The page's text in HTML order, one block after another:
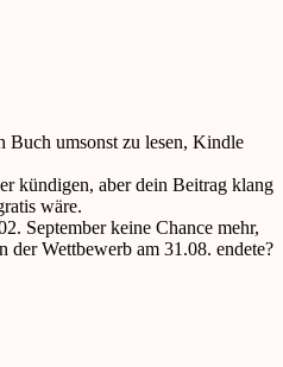
Buch umsonst zu lesen, Kindle
kündigen, aber dein Beitrag klang
wäre.
September keine Chance mehr,
der Wettbewerb am 31.08. endete?